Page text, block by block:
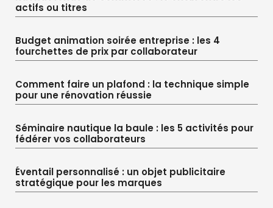
actifs ou titres
Budget animation soirée entreprise : les 4
fourchettes de prix par collaborateur
Comment faire un plafond : la technique simple
pour une rénovation réussie
Séminaire nautique la baule : les 5 activités pour
fédérer vos collaborateurs
Éventail personnalisé : un objet publicitaire
stratégique pour les marques